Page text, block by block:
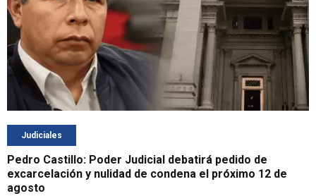
Judiciales
Pedro Castillo: Poder Judicial debatirá pedido de
excarcelación y nulidad de condena el próximo 12 de
agosto